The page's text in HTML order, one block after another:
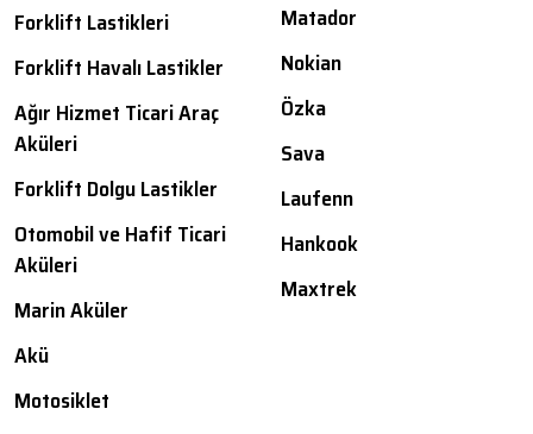
Forklift Lastikleri
Forklift Havalı Lastikler
Ağır Hizmet Ticari Araç
Aküleri
Forklift Dolgu Lastikler
Otomobil ve Hafif Ticari
Aküleri
Marin Aküler
Akü
Motosiklet
Matador
Nokian
Özka
Sava
Laufenn
Hankook
Maxtrek